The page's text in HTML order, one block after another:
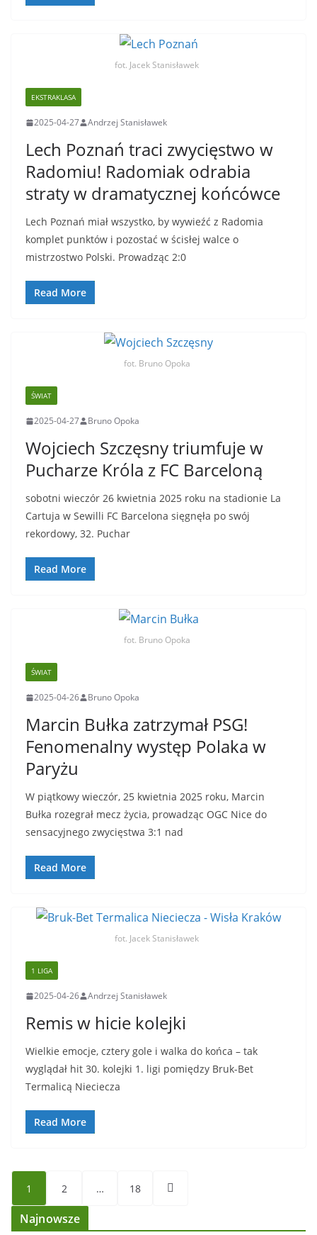
fot. Jacek Stanisławek
EKSTRAKLASA
2025-04-27 Andrzej Stanisławek
Lech Poznań traci zwycięstwo w
Radomiu! Radomiak odrabia
straty w dramatycznej końcówce
Lech Poznań miał wszystko, by wywieźć z Radomia
komplet punktów i pozostać w ścisłej walce o
mistrzostwo Polski. Prowadząc 2:0
Read More
fot. Bruno Opoka
ŚWIAT
2025-04-27 Bruno Opoka
Wojciech Szczęsny triumfuje w
Pucharze Króla z FC Barceloną
sobotni wieczór 26 kwietnia 2025 roku na stadionie La
Cartuja w Sewilli FC Barcelona sięgnęła po swój
rekordowy, 32. Puchar
Read More
fot. Bruno Opoka
ŚWIAT
2025-04-26 Bruno Opoka
Marcin Bułka zatrzymał PSG!
Fenomenalny występ Polaka w
Paryżu
W piątkowy wieczór, 25 kwietnia 2025 roku, Marcin
Bułka rozegrał mecz życia, prowadząc OGC Nice do
sensacyjnego zwycięstwa 3:1 nad
Read More
fot. Jacek Stanisławek
1 LIGA
2025-04-26 Andrzej Stanisławek
Remis w hicie kolejki
Wielkie emocje, cztery gole i walka do końca – tak
wyglądał hit 30. kolejki 1. ligi pomiędzy Bruk-Bet
Termalicą Nieciecza
Read More
Stronicowanie
wpisów
1 2 … 18
Najnowsze